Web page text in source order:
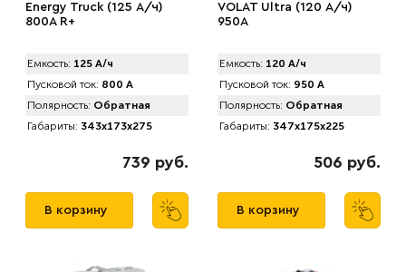
Energy Truck (125 А/ч)
800A R+
Емкость: 125 А/ч
Пусковой ток: 800 А
Полярность: Обратная
Габариты: 343x173x275
739 руб.
В корзину
VOLAT Ultra (120 А/ч)
950А
Емкость: 120 А/ч
Пусковой ток: 950 А
Полярность: Обратная
Габариты: 347x175x225
506 руб.
В корзину